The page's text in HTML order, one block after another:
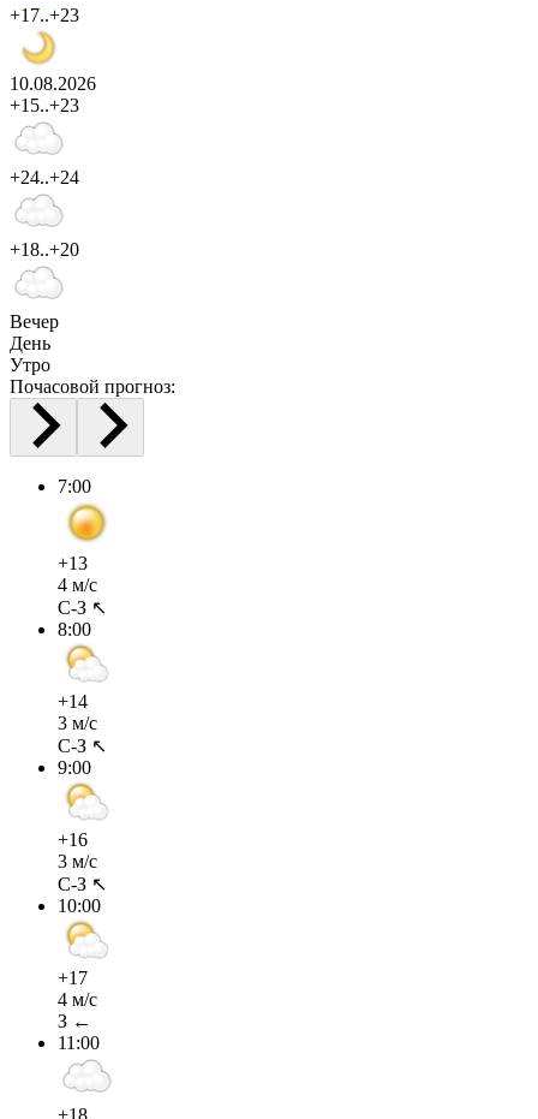
+17..+23
10.08.2026
+15..+23
+24..+24
+18..+20
Вечер
День
Утро
Почасовой прогноз:
7:00
+13
4 м/с
С-З ↖
8:00
+14
3 м/с
С-З ↖
9:00
+16
3 м/с
С-З ↖
10:00
+17
4 м/с
З ←
11:00